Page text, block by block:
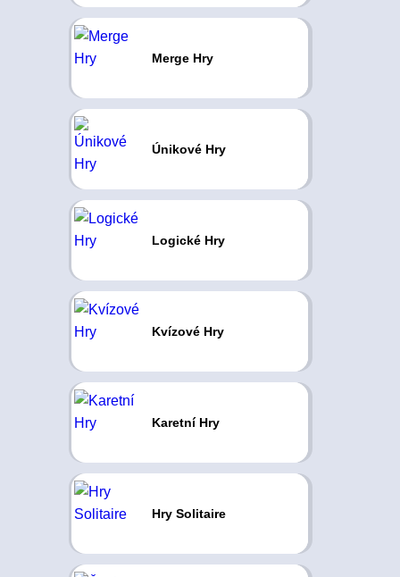
Merge Hry
Únikové Hry
Logické Hry
Kvízové Hry
Karetní Hry
Hry Solitaire